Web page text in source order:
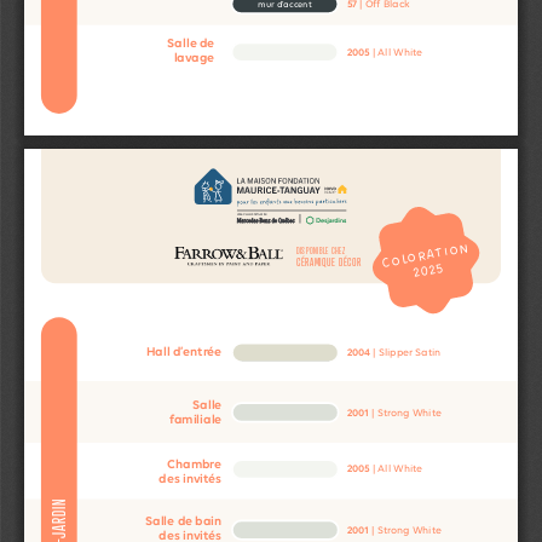
2005 | All White
Salle de
lavage
mur d’accent
DISPONIBLE CHEZ
CÉRAMIQUE DÉCOR COLORATION
2025
2001 | Strong White
2001 | Strong White
Salle
familiale
Chambre
des invités
2005 | All White
Salle de bain
des invités
Hall d’entrée 2004 | Slipper Satin